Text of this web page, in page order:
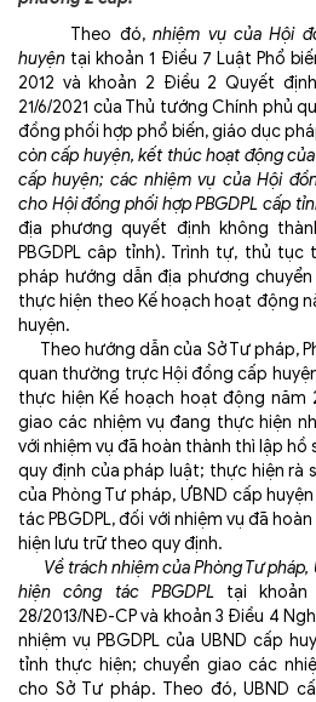
Theo đó,nhiệm vụ của Hội
huyện tại khoản 1 Điều 7 Luật Phổ
2012 và khoản 2 Điều 2 Quyết
21/6/2021 của Thủ tướng Chính phủ
đồng phối hợp phổ biến, giáo dục
còn cấp huyện, kết thúc hoạt động
cấp huyện; các nhiệm vụ của Hội
cho Hội đồng phối hợp PBGDPL cấp
địa phương quyết định không
PBGDPL câp tỉnh). Trình tự, thủ tục
pháp hướng dẫn địa phương
thực hiện theo Kế hoạch hoạt động
huyện.
Theo hướng dẫn của Sở Tư pháp,
quan thường trực Hội đồng cấp
thực hiện Kế hoạch hoạt động năm
giao các nhiệm vụ đang thực hiện
với nhiệm vụ đã hoàn thành thì lập
quy định của pháp luật; thực hiện rà
của Phòng Tư pháp, ƯBND cấp
tác PBGDPL, đối với nhiệm vụ đã
hiện lưu trữ theo quy định.
Về trách nhiệm của Phòng Tư pháp,
hiện công tác PBGDPLtại khoản
28/2013/NĐ-CP và khoản 3 Điều 4
nhiệm vụ PBGDPL của UBND cấp
tỉnh thực hiện; chuyển giao các
cho Sở Tư pháp. Theo đó, UBND